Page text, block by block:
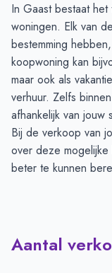
In Gaast bestaat
woningen. Elk van
bestemming
koopwoning kan
maar ook als
verhuur. Zelfs
afhankelijk van jouw
Bij de verkoop van
over deze
beter te kunnen
Aantal